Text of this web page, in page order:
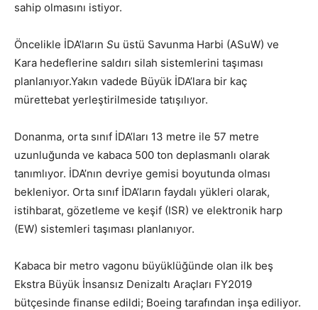
sahip olmasını istiyor.
Öncelikle İDA’ların Su üstü Savunma Harbi (ASuW) ve
Kara hedeflerine saldırı silah sistemlerini taşıması
planlanıyor.Yakın vadede Büyük İDA’lara bir kaç
mürettebat yerleştirilmeside tatışılıyor.
Donanma, orta sınıf İDA’ları 13 metre ile 57 metre
uzunluğunda ve kabaca 500 ton deplasmanlı olarak
tanımlıyor. İDA’nın devriye gemisi boyutunda olması
bekleniyor. Orta sınıf İDA’ların faydalı yükleri olarak,
istihbarat, gözetleme ve keşif (ISR) ve elektronik harp
(EW) sistemleri taşıması planlanıyor.
Kabaca bir metro vagonu büyüklüğünde olan ilk beş
Ekstra Büyük İnsansız Denizaltı Araçları FY2019
bütçesinde finanse edildi; Boeing tarafından inşa ediliyor.